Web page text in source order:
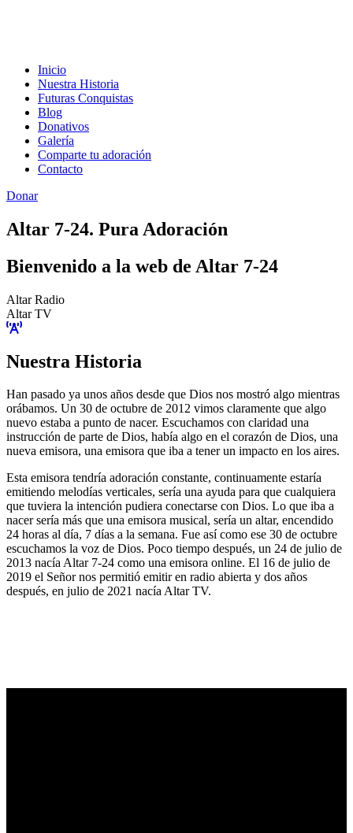
Inicio
Nuestra Historia
Futuras Conquistas
Blog
Donativos
Galería
Comparte tu adoración
Contacto
Donar
Altar 7-24. Pura Adoración
Bienvenido a la web de Altar 7-24
Altar Radio
Altar TV
Nuestra Historia
Han pasado ya unos años desde que Dios nos mostró algo mientras
orábamos. Un 30 de octubre de 2012 vimos claramente que algo
nuevo estaba a punto de nacer. Escuchamos con claridad una
instrucción de parte de Dios, había algo en el corazón de Dios, una
nueva emisora, una emisora que iba a tener un impacto en los aires.
Esta emisora tendría adoración constante, continuamente estaría
emitiendo melodías verticales, sería una ayuda para que cualquiera
que tuviera la intención pudiera conectarse con Dios. Lo que iba a
nacer sería más que una emisora musical, sería un altar, encendido
24 horas al día, 7 días a la semana. Fue así como ese 30 de octubre
escuchamos la voz de Dios. Poco tiempo después, un 24 de julio de
2013 nacía Altar 7-24 como una emisora online. El 16 de julio de
2019 el Señor nos permitió emitir en radio abierta y dos años
después, en julio de 2021 nacía Altar TV.